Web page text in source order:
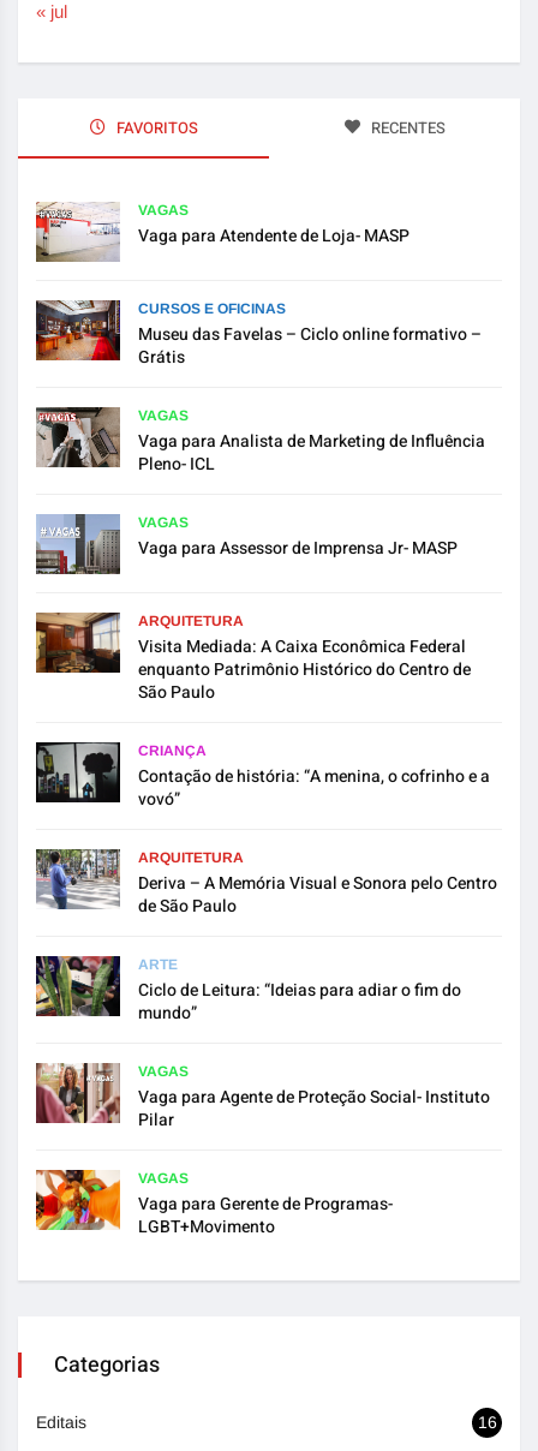
« jul
FAVORITOS RECENTES
VAGAS
Vaga para Atendente de Loja- MASP
CURSOS E OFICINAS
Museu das Favelas – Ciclo online formativo –
Grátis
VAGAS
Vaga para Analista de Marketing de Influência
Pleno- ICL
VAGAS
Vaga para Assessor de Imprensa Jr- MASP
ARQUITETURA
Visita Mediada: A Caixa Econômica Federal
enquanto Patrimônio Histórico do Centro de
São Paulo
CRIANÇA
Contação de história: “A menina, o cofrinho e a
vovó”
ARQUITETURA
Deriva – A Memória Visual e Sonora pelo Centro
de São Paulo
ARTE
Ciclo de Leitura: “Ideias para adiar o fim do
mundo”
VAGAS
Vaga para Agente de Proteção Social- Instituto
Pilar
VAGAS
Vaga para Gerente de Programas-
LGBT+Movimento
Categorias
Editais 16